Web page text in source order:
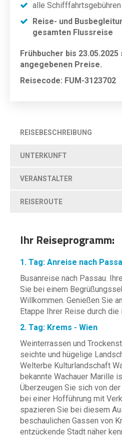
alle Schifffahrtsgebühren
Reise- und
gesamten Flussreise
Frühbucher bis
angegebenen Preise.
Reisecode: FUM-3123702
REISEBESCHREIBUNG
UNTERKUNFT
VERANSTALTER
REISEROUTE
Ihr Reiseprogramm:
1. Tag: Anreise nach
Busanreise nach Passau.
Sie bei einem
Willkommen. Genießen Sie
Etappe Ihrer Reise durch die
2. Tag: Krems - Wien
Weinterrassen und
seichte und hügelige
Welterbe Kulturlandschaft
bekannte Wachauer Marille
Überzeugen Sie sich von
bei einer Hofführung mit
spazieren Sie bei diesem
beschaulichen Gassen von
entzückende Stadt näher